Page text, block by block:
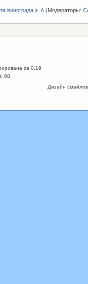
винограда» А (Модераторы:
Дизайн
за 0.19
88.